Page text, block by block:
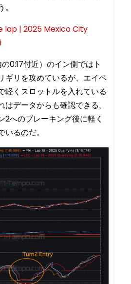
lap | 2025 Mexico City
0:17付近）のイン側ではト
ギリを攻めているが、エイペ
軽くスロットルを入れている
データからも確認できる。
2へのブレーキング後に軽く
るのだ。